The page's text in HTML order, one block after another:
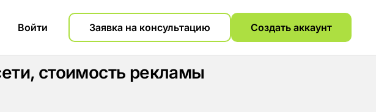
Войти Заявка на консультацию Создать аккаунт
стоимость рекламы